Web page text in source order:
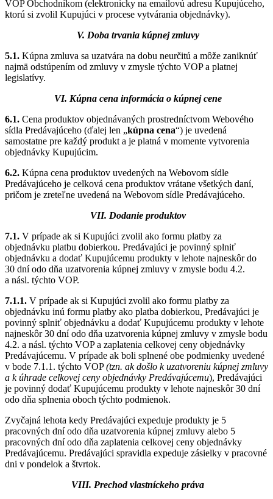
VOP Obchodníkom (elektronicky na emailovú adresu Kupujúceho,
ktorú si zvolil Kupujúci v procese vytvárania objednávky).
V. Doba trvania kúpnej zmluvy
5.1. Kúpna zmluva sa uzatvára na dobu neurčitú a môže zaniknúť
najmä odstúpením od zmluvy v zmysle týchto VOP a platnej
legislatívy.
VI. Kúpna cena informácia o kúpnej cene
6.1. Cena produktov objednávaných prostredníctvom Webového
sídla Predávajúceho (ďalej len „kúpna cena“) je uvedená
samostatne pre každý produkt a je platná v momente vytvorenia
objednávky Kupujúcim.
6.2. Kúpna cena produktov uvedených na Webovom sídle
Predávajúceho je celková cena produktov vrátane všetkých daní,
pričom je zreteľne uvedená na Webovom sídle Predávajúceho.
VII. Dodanie produktov
7.1. V prípade ak si Kupujúci zvolil ako formu platby za
objednávku platbu dobierkou. Predávajúci je povinný splniť
objednávku a dodať Kupujúcemu produkty v lehote najneskôr do
30 dní odo dňa uzatvorenia kúpnej zmluvy v zmysle bodu 4.2.
a násl. týchto VOP.
7.1.1. V prípade ak si Kupujúci zvolil ako formu platby za
objednávku inú formu platby ako platba dobierkou, Predávajúci je
povinný splniť objednávku a dodať Kupujúcemu produkty v lehote
najneskôr 30 dní odo dňa uzatvorenia kúpnej zmluvy v zmysle bodu
4.2. a násl. týchto VOP a zaplatenia celkovej ceny objednávky
Predávajúcemu. V prípade ak boli splnené obe podmienky uvedené
v bode 7.1.1. týchto VOP(tzn. ak došlo k uzatvoreniu kúpnej zmluvy
a k úhrade celkovej ceny objednávky Predávajúcemu), Predávajúci
je povinný dodať Kupujúcemu produkty v lehote najneskôr 30 dní
odo dňa splnenia oboch týchto podmienok.
Zvyčajná lehota kedy Predávajúci expeduje produkty je 5
pracovných dní odo dňa uzatvorenia kúpnej zmluvy alebo 5
pracovných dní odo dňa zaplatenia celkovej ceny objednávky
Predávajúcemu. Predávajúci spravidla expeduje zásielky v pracovné
dni v pondelok a štvrtok.
VIII. Prechod vlastníckeho práva